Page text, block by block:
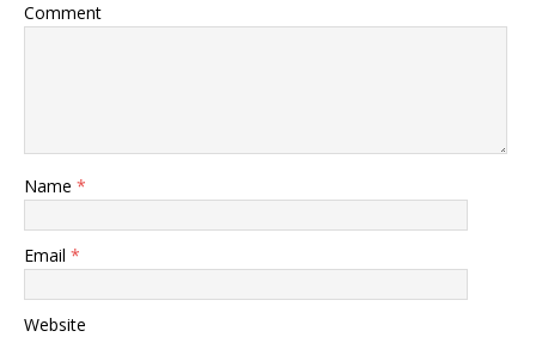
Comment
Name *
Email *
Website